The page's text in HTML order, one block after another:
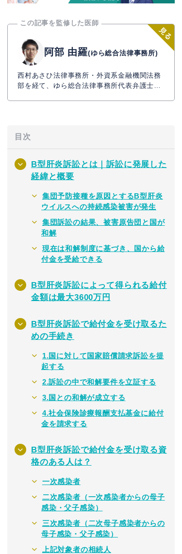
この記事を監修した医師
阿部 由羅(ゆら総合法律事務所)
西村あさひ法律事務所・外資系金融機関法務
部を経て、ゆら総合法律事務所代表弁護士。
目次
B型肝炎訴訟とは｜訴訟に発展した
経緯と概要
集団予防接種を原因とするB型肝炎
ウイルスへの持続感染被害が発生
集団訴訟の結果、被害原告団と国が
和解
現在は和解制度に基づき、国から給
付金を受給できる
B型肝炎訴訟によって得られる給付
金額は最大3600万円
B型肝炎訴訟で給付金を受け取るた
めの手続き
1.国に対して国家賠償請求訴訟を提
起する
2.訴訟の中で和解要件を立証する
3.国との和解が成立する
4.社会保険診療報酬支払基金に給付
金を請求する
B型肝炎訴訟で給付金を受け取る資
格のある人は？
一次感染者
二次感染者（一次感染者からの母子
感染・父子感染）
三次感染者（二次母子感染者からの
母子感染・父子感染）
上記対象者の相続人